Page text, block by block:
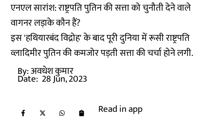
एनएल सारांश: राष्ट्रपति पुतिन की सत्ता को चुनौती देने वाले
वागनर लड़ाके कौन हैं?
इस 'हथियारबंद विद्रोह' के बाद पूरी दुनिया में रूसी राष्ट्रपति
व्लादिमीर पुतिन की कमजोर पड़ती सत्ता की चर्चा होने लगी.
By:अवधेश कुमार
Date: 28 Jun, 2023
Read in app